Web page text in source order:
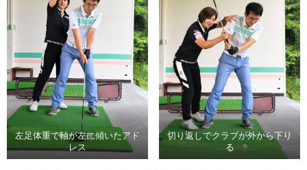
左足体重で軸が左に傾いたアド
レス
切り返しでクラブが外から下り
る